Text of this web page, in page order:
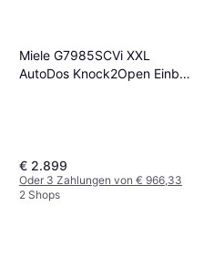
Miele G7985SCVi XXL
AutoDos Knock2Open Einbau
€ 2.899
Oder 3 Zahlungen von € 966,33
2 Shops